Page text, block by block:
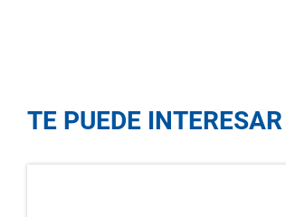
TE PUEDE INTERESAR